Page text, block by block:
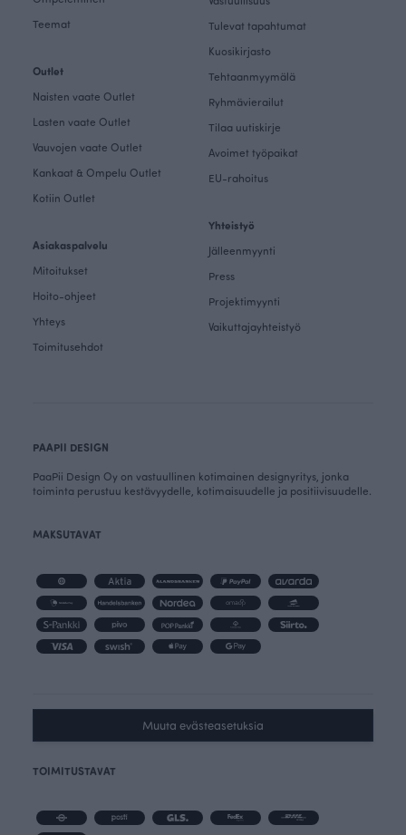
Teemat
Outlet
Naisten vaate Outlet
Lasten vaate Outlet
Vauvojen vaate Outlet
Kankaat & Ompelu Outlet
Kotiin Outlet
Asiakaspalvelu
Mitoitukset
Hoito-ohjeet
Yhteys
Toimitusehdot
Tulevat tapahtumat
Kuosikirjasto
Tehtaanmyymälä
Ryhmävierailut
Tilaa uutiskirje
Avoimet työpaikat
EU-rahoitus
Yhteistyö
Jälleenmyynti
Press
Projektimyynti
Vaikuttajayhteistyö
PAAPII DESIGN
PaaPii Design Oy on vastuullinen kotimainen designyritys, jonka
toiminta perustuu kestävyydelle, kotimaisuudelle ja positiivisuudelle.
MAKSUTAVAT
Muuta evästeasetuksia
TOIMITUSTAVAT